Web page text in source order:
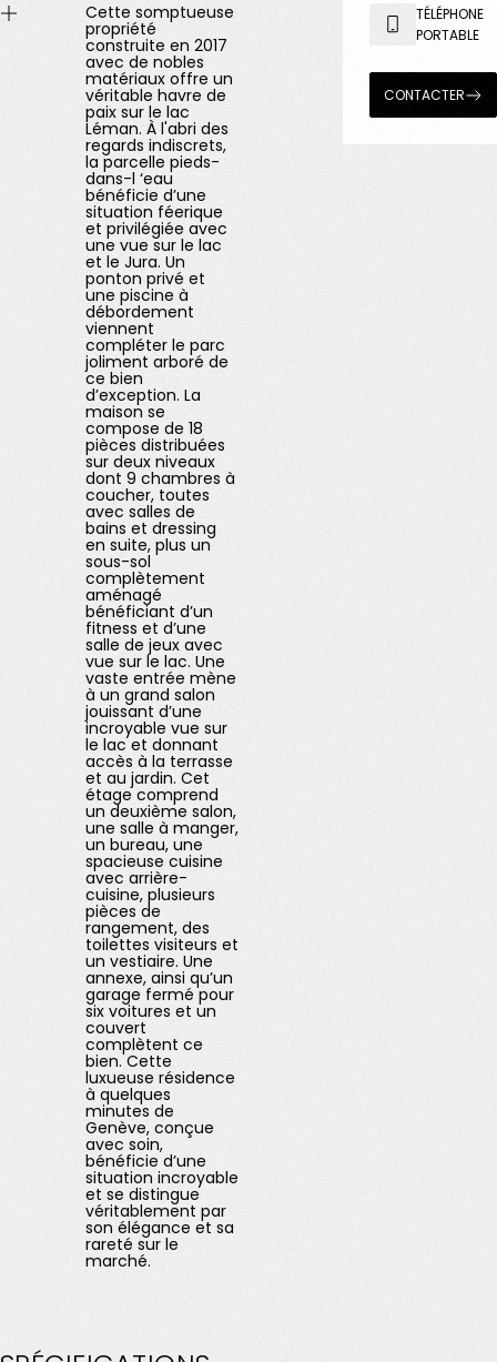
Cette somptueuse
propriété
construite en 2017
avec de nobles
matériaux offre un
véritable havre de
paix sur le lac
Léman. À l'abri des
regards indiscrets,
la parcelle pieds-
dans-l ‘eau
bénéficie d’une
situation féerique
et privilégiée avec
une vue sur le lac
et le Jura. Un
ponton privé et
une piscine à
débordement
viennent
compléter le parc
joliment arboré de
ce bien
d’exception. La
maison se
compose de 18
pièces distribuées
sur deux niveaux
dont 9 chambres à
coucher, toutes
avec salles de
bains et dressing
en suite, plus un
sous-sol
complètement
aménagé
bénéficiant d’un
fitness et d’une
salle de jeux avec
vue sur le lac. Une
vaste entrée mène
à un grand salon
jouissant d’une
incroyable vue sur
le lac et donnant
accès à la terrasse
et au jardin. Cet
étage comprend
un deuxième salon,
une salle à manger,
un bureau, une
spacieuse cuisine
avec arrière-
cuisine, plusieurs
pièces de
rangement, des
toilettes visiteurs et
un vestiaire. Une
annexe, ainsi qu’un
garage fermé pour
six voitures et un
couvert
complètent ce
bien. Cette
luxueuse résidence
à quelques
minutes de
Genève, conçue
avec soin,
bénéficie d’une
situation incroyable
et se distingue
véritablement par
son élégance et sa
rareté sur le
marché.
TÉLÉPHONE
PORTABLE
CONTACTER